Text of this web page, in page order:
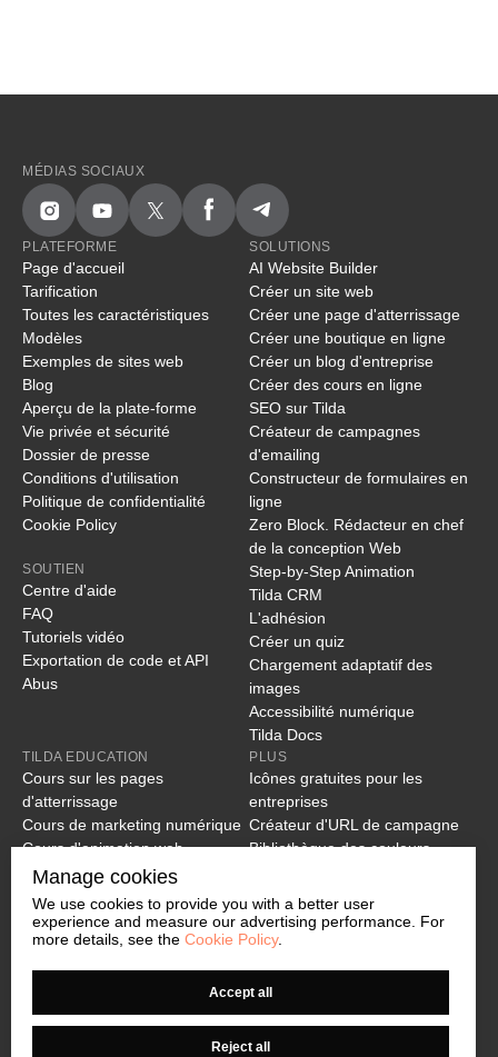
Manage cookies
We use cookies to provide you with a better user
experience and measure our advertising performance. For
more details, see the Cookie Policy.
Accept all
Reject all
MÉDIAS SOCIAUX
PLATEFORME
Page d'accueil
Tarification
Toutes les caractéristiques
Modèles
Exemples de sites web
Blog
Aperçu de la plate-forme
Vie privée et sécurité
Dossier de presse
Conditions d'utilisation
Politique de confidentialité
Cookie Policy
SOUTIEN
Centre d'aide
FAQ
Tutoriels vidéo
Exportation de code et API
Abus
SOLUTIONS
AI Website Builder
Créer un site web
Créer une page d'atterrissage
Créer une boutique en ligne
Créer un blog d'entreprise
Créer des cours en ligne
SEO sur Tilda
Créateur de campagnes
d'emailing
Constructeur de formulaires en
ligne
Zero Block. Rédacteur en chef
de la conception Web
Step-by-Step Animation
Tilda CRM
L'adhésion
Créer un quiz
Chargement adaptatif des
images
Accessibilité numérique
Tilda Docs
TILDA EDUCATION
Cours sur les pages
d'atterrissage
Cours de marketing numérique
Cours d'animation web
Comment créer un site web
Guide complet du Zero Block
Comment améliorer la
navigation sur un site web
10 principes d'une bonne
PLUS
Icônes gratuites pour les
entreprises
Créateur d'URL de campagne
Bibliothèque des couleurs
Vérificateur de liens brisés
Editeur vectoriel en ligne